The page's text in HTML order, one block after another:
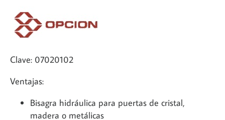
Clave: 07020102
Ventajas:
Bisagra hidráulica para puertas de cristal,
madera o metálicas